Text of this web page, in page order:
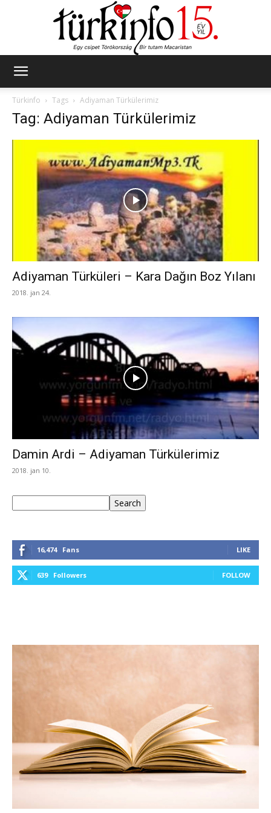
Türkinfo
Tags Adiyaman Türkülerimiz
Tag: Adiyaman Türkülerimiz
Adiyaman Türküleri – Kara Dağın Boz Yılanı
2018. jan 24.
Damin Ardi – Adiyaman Türkülerimiz
2018. jan 10.
Search
16,474 Fans LIKE
639 Followers FOLLOW